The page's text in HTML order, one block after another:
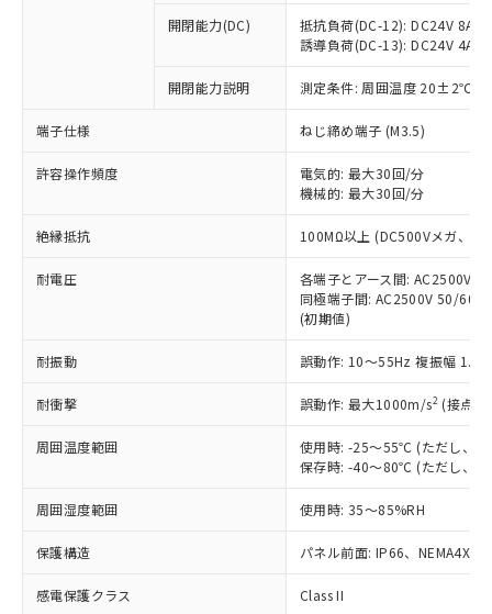
開閉能力(DC)
抵抗負荷(DC-12): DC24V 8A/
誘導負荷(DC-13): DC24V 4A/
開閉能力説明 測定条件: 周囲温度 20±2℃、
端子仕様 ねじ締め端子 (M3.5)
許容操作頻度
電気的: 最大30回/分
機械的: 最大30回/分
絶縁抵抗 100MΩ以上 (DC500Vメガ、点
耐電圧
各端子とアース間: AC2500V
同極端子間: AC2500V 50/
(初期値)
耐振動 誤動作: 10～55Hz 複振幅
耐衝撃 誤動作: 最大1000m/s2 (接点
周囲温度範囲
使用時: -25～55℃ (ただし、氷
保存時: -40～80℃ (ただし、氷
周囲湿度範囲 使用時: 35～85%RH
保護構造 パネル前面: IP66、NEMA4X,
感電保護クラス Class II
ことをご了承ください。
在庫状況および標準価格照会結果は、
記載している更新日時点での社内デー
タに基づき作成されるものであり、閲
覧された時点での実際の在庫および標
準価格とは異なる場合があることをご
正式な納期状況および標準価格はお客
様のお取引先、またはお客様担当のオ
ムロン制御機器販売店・当社販売員に
オムロン制御機器販売店や当社販売拠
販売ネットワーク
」をご確認
在庫状況および標準価格結果を当社の
事前の承諾なく第三者に漏洩または開
示しないようお願いします。
マイパーツ機能（部品リスト作成サー
ビス）をご利用いただくには、I-Web
メンバーズにご登録されている必要が
お客様が当ウェブサイト上で当社にご
登録された部品リストについて、当社
および当社の共同利用者が、当社の製
品・サービスに関するお客様との取
引・商談に必要な範囲で利用すること
いたものが、含有品と判明した場合などや
むを得ず変更することがあります。
*EU RoHS指令（10物質）：
鉛(Pb) 1000ppm以下、 水銀(Hg) 1000ppm以下、 カド
六価クロム(Cr(Ⅵ)) 1000ppm以下、ポリ臭化ビフェニル
類(PBB) 1000ppm以下、ポリ臭化ジフェニルエーテル類
(PBDE) 1000ppm以下、フタル酸ビス(2-エチルヘキシ
ル) (DEHP)(別名：DOP) 1000ppm以下、フタル酸ブチ
ルベンジル（BBP） 1000ppm以下、フタル酸ジブチル
（DBP） 1000ppm以下、フタル酸ジイソブチル
(DIBP) 1000ppm以下
但し、RoHS指令で産業用監視および制御機器に対する
フタル酸エステル類の４物質については閾値を超える意
図的な使用がないことを確認しています。
部品在庫の切り替え状況などにより、予定
月が前後することがあります。
※3 非含有証明書ダウンロード
下記の非含有証明書をダウンロードするこ
とができます。
基準値を超えていることを示します。
「－」：未確認です。当社販売部門へお問
ム) : 100ppm、
Cr(Ⅵ)(六価クロム) : 1000ppm、 PBBs(ポリ臭化ビフェ
ニル類) : 1000ppm、 PBDEs(ポリ臭化ジフェニルエーテ
ル類) : 1000ppm、
DBP(フタル酸ジブチル) : 1000ppm、 DIBP(フタル酸ジ
イソブチル) : 1000ppm、 BBP(フタル酸ブチルベンジ
ル) : 1000ppm、
DEHP(フタル酸ビス(2-エチルヘキシル)) : 1000ppm
「ｅ」：有害物質（10物質）のすべてが基
準値以下であることを示します。
「10」：通常の使用状況下において有害物
質が外部に漏えいし、環境に深刻な影響を
及ぼさない年数を意味します。
「－」：未確認です。当社販売部門へお問
い合わせください。
当社は、これら貴社製品のうち、外国
為替および外国貿易法に定める商品
（以下｢規制貨物等」という）を輸出
または国外への提供する場合は、日本
国政府の輸出許可(または役務取引許
可)を取得するなどの必要な手続きを
当社は規制貨物を破棄する場合は、完
全に破砕するなど、違法に輸出されな
いよう必要な手段を講じます。
当社は貴社製品を、核兵器、ミサイ
ル、化学兵器、生物兵器またはその他
武器並びにこれらの製造装置等に一切
当社は、貴社製品を第三者に販売する
場合は、上記1、2および3の内容を当
該第三者に通知します。また当社は、
販売先および販売に係わる関係者が違
法に輸出するおそれがある場合は、取
り引きをいたしません。
キャンセル
説明
○ 一定数以上の在庫あり
一定数には満たないが在庫あり
在庫なし(最新の在庫状況につ
いては、お客様のお取引先、ま
たはお客様担当のオムロン制御
機器販売店・当社販売員にご確
白
受注生産機種、また在庫状況の
情報を公開していない機種